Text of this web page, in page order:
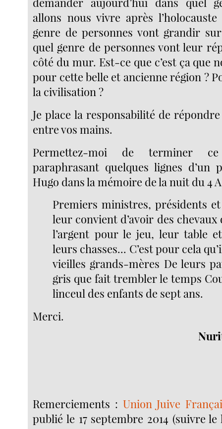
allons nous vivre après
genre de personnes vont grandir
quel genre de personnes vont leur
côté du mur. Est-ce que c’est ça que
pour cette belle et ancienne région ?
la civilisation ?
Je place la responsabilité de
entre vos mains.
Permettez-moi de terminer
paraphrasant quelques lignes d’un
Hugo dans la mémoire de la nuit du 4
Premiers ministres, présidents
leur convient d’avoir des chevaux
l’argent pour le jeu, leur table
leurs chasses... C’est pour cela
vieilles grands-mères De leurs
gris que fait trembler le temps
linceul des enfants de sept ans.
Merci.
Remerciements : Union Juive
publié le 17 septembre 2014 (suivre